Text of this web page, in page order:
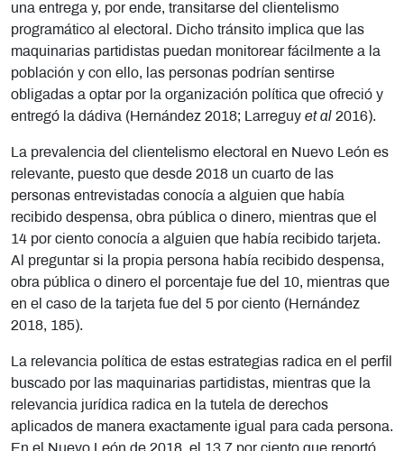
una entrega y, por ende, transitarse del clientelismo
programático al electoral. Dicho tránsito implica que las
maquinarias partidistas puedan monitorear fácilmente a la
población y con ello, las personas podrían sentirse
obligadas a optar por la organización política que ofreció y
entregó la dádiva (Hernández 2018; Larreguy et al 2016).
La prevalencia del clientelismo electoral en Nuevo León es
relevante, puesto que desde 2018 un cuarto de las
personas entrevistadas conocía a alguien que había
recibido despensa, obra pública o dinero, mientras que el
14 por ciento conocía a alguien que había recibido tarjeta.
Al preguntar si la propia persona había recibido despensa,
obra pública o dinero el porcentaje fue del 10, mientras que
en el caso de la tarjeta fue del 5 por ciento (Hernández
2018, 185).
La relevancia política de estas estrategias radica en el perfil
buscado por las maquinarias partidistas, mientras que la
relevancia jurídica radica en la tutela de derechos
aplicados de manera exactamente igual para cada persona.